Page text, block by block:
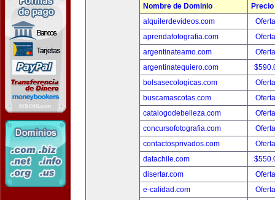
Nombre de Dominio
Precio
alquilerdevideos.com
aprendafotografia.com
argentinateamo.com
argentinatequiero.com
bolsasecologicas.com
buscamascotas.com
catalogodebelleza.com
concursofotografia.com
contactosprivados.com
datachile.com
disertar.com
e-calidad.com